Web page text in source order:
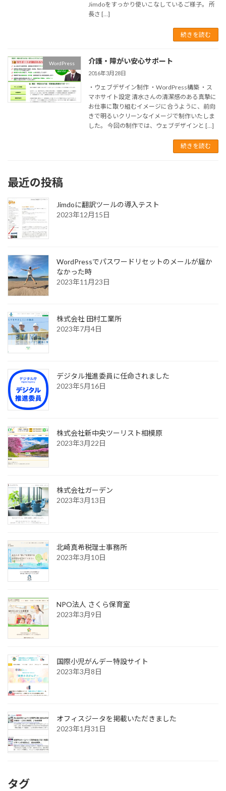
Jimdoをすっかり使いこなしているご様子。 所
長さ […]
続きを読む
WordPress 介護・障がい安心サポート
2016年3月28日
・ウェブデザイン制作 ・WordPress構築 ・ス
マホサイト設定 清水さんの清潔感のある真摯に
お仕事に取り組むイメージに合うように、前向
きで明るいクリーンなイメージで制作いたしま
した。 今回の制作では、ウェブデザインと […]
続きを読む
最近の投稿
Jimdoに翻訳ツールの導入テスト
2023年12月15日
WordPressでパスワードリセットのメールが届か
なかった時
2023年11月23日
株式会社 田村工業所
2023年7月4日
デジタル推進委員に任命されました
2023年5月16日
株式会社新中央ツーリスト相模原
2023年3月22日
株式会社ガーデン
2023年3月13日
北崎真希税理士事務所
2023年3月10日
NPO法人 さくら保育室
2023年3月9日
国際小児がんデー特設サイト
2023年3月8日
オフィスジータを掲載いただきました
2023年1月31日
タグ